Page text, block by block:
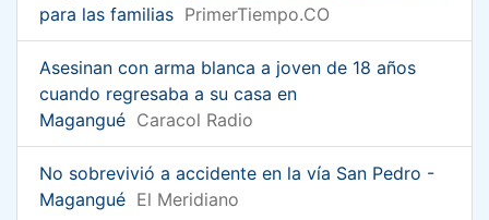
para las familias PrimerTiempo.CO
Asesinan con arma blanca a joven de 18 años
cuando regresaba a su casa en
Magangué Caracol Radio
No sobrevivió a accidente en la vía San Pedro -
Magangué El Meridiano